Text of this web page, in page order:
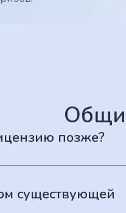
позже?
существующей